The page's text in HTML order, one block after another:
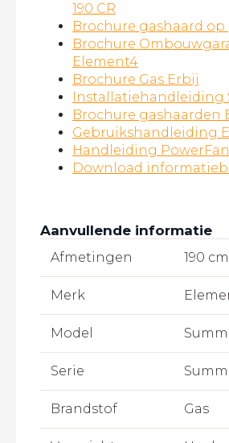
190 CR
Brochure gashaard
Brochure
Element4
Brochure Gas Erbij
Installatiehandleiding
Brochure gashaarden
Gebruikshandleiding
Handleiding PowerFan
Download
Aanvullende informatie
Afmetingen 190 cm
Merk
Model
Serie
Brandstof Gas